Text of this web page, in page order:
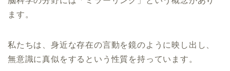
ます。
私たちは、身近な存在の言動を鏡のように映し出し、
無意識に真似をするという性質を持っています。